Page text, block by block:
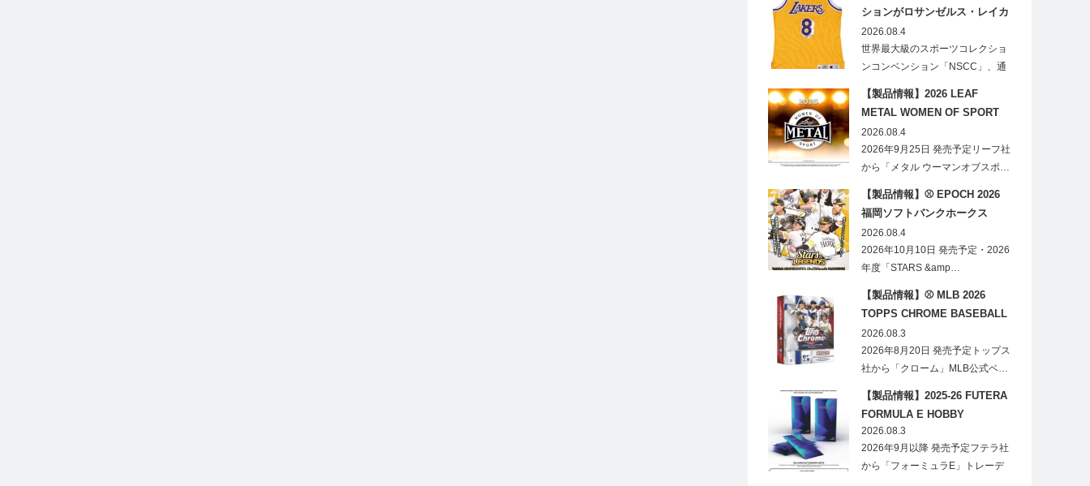
ションがロサンゼルス・レイカ
ーズのオフィシャルオークショ
ンスポンサーに！
2026.08.4
世界最大級のスポーツコレクショ
ンコンベンション「NSCC」、通
【製品情報】2026 LEAF
METAL WOMEN OF SPORT
HOBBY
2026.08.4
2026年9月25日 発売予定リーフ社
から「メタル ウーマンオブスポ…
【製品情報】⚾ EPOCH 2026
福岡ソフトバンクホークス
STARS&LEGENDS ベースボー
ルカード
2026.08.4
2026年10月10日 発売予定・2026
年度「STARS &amp…
【製品情報】⚾ MLB 2026
TOPPS CHROME BASEBALL
LOGOFRACTOR
2026.08.3
2026年8月20日 発売予定トップス
社から「クローム」MLB公式ベ…
【製品情報】2025-26 FUTERA
FORMULA E HOBBY
2026.08.3
2026年9月以降 発売予定フテラ社
から「フォーミュラE」トレーデ